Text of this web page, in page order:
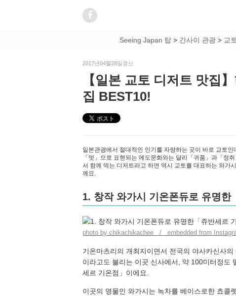
Seeing Japan 탑> 간사이 관광> 교
2017년04월28일갱신
【일본 교토 디저트 맛집
집 BEST10!
일본관광에서 절대적인 인기를 자랑하는 곳이 바로 교토
「멋」으로 표현되는 에도문화와는 달리「귀품」과「정
서 함께 먹는 디저트라고 하면 역시 교토를 대표하는 와가
께요.
1. 창작 와가시 기온폰듀로 유명한
photo by chikachikachee / embedded from
기온마츠리의 개최지이면서 전국의 야사카신사
이라고도 불리는 이곳 신사에서, 약 100미터정도
세르 기온점」이에요.
이곳의 명물인 와가시는 녹차를 베이스로한 쵸콜